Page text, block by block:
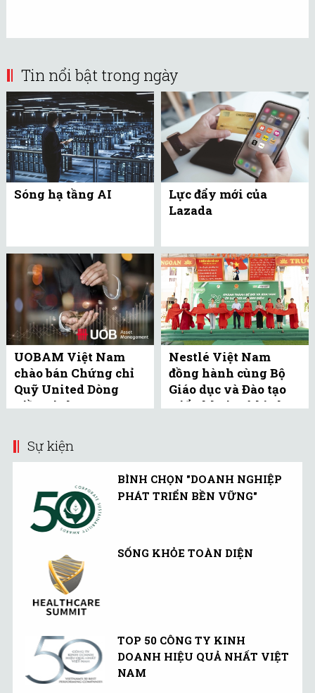
Tin nổi bật trong ngày
Sóng hạ tầng AI
Lực đẩy mới của
Lazada
UOBAM Việt Nam
chào bán Chứng chỉ
Quỹ United Dòng
Tiền Linh Hoạt
Nestlé Việt Nam
đồng hành cùng Bộ
Giáo dục và Đào tạo
triển khai mô hình
Sự kiện
BÌNH CHỌN "DOANH NGHIỆP
PHÁT TRIỂN BỀN VỮNG"
SỐNG KHỎE TOÀN DIỆN
TOP 50 CÔNG TY KINH
DOANH HIỆU QUẢ NHẤT VIỆT
NAM